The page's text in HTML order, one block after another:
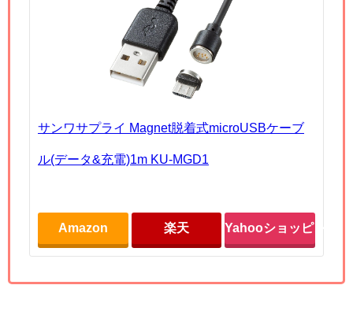
サンワサプライ Magnet脱着式microUSBケーブ
ル(データ&充電)1m KU-MGD1
Amazon 楽天 Yahooショッピング